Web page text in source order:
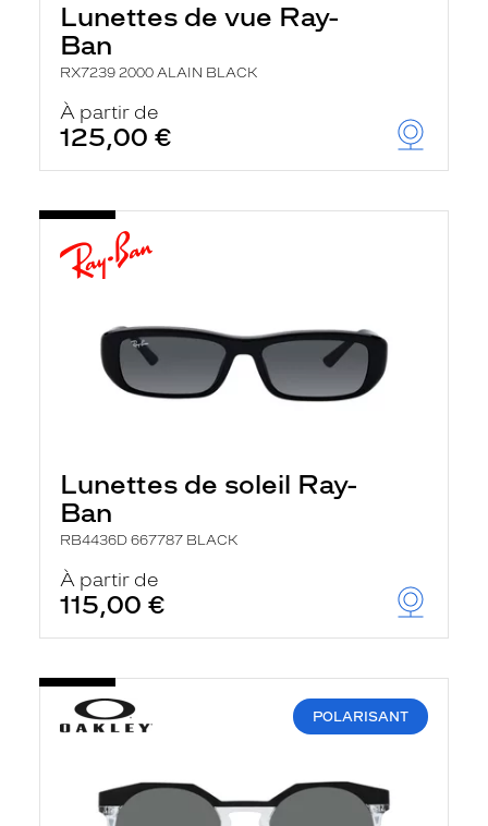
Lunettes de vue Ray-
Ban
RX7239 2000 ALAIN BLACK
À partir de
125,00 €
Lunettes de soleil Ray-
Ban
RB4436D 667787 BLACK
À partir de
115,00 €
POLARISANT